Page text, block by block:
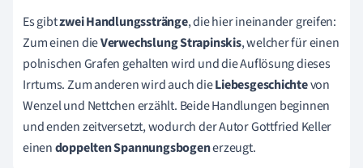
Es gibtzwei Handlungsstränge, die hier ineinander greifen:
Zum einen dieVerwechslung Strapinskis, welcher für einen
polnischen Grafen gehalten wird und die Auflösung dieses
Irrtums. Zum anderen wird auch dieLiebesgeschichtevon
Wenzel und Nettchen erzählt. Beide Handlungen beginnen
und enden zeitversetzt, wodurch der Autor Gottfried Keller
einendoppelten Spannungsbogenerzeugt.